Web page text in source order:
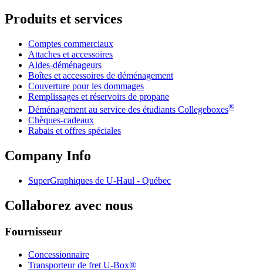
Produits et services
Comptes commerciaux
Attaches et accessoires
Aides-déménageurs
Boîtes et accessoires de déménagement
Couverture pour les dommages
Remplissages et réservoirs de propane
Déménagement au service des étudiants Collegeboxes®
Chèques-cadeaux
Rabais et offres spéciales
Company Info
SuperGraphiques de U-Haul - Québec
Collaborez avec nous
Fournisseur
Concessionnaire
Transporteur de fret U-Box®